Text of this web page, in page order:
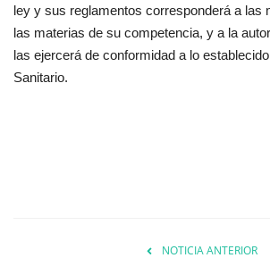
ley y sus reglamentos corresponderá a las
las materias de su competencia, y a la
las ejercerá de conformidad a lo
Sanitario.
NOTICIA ANTERIOR